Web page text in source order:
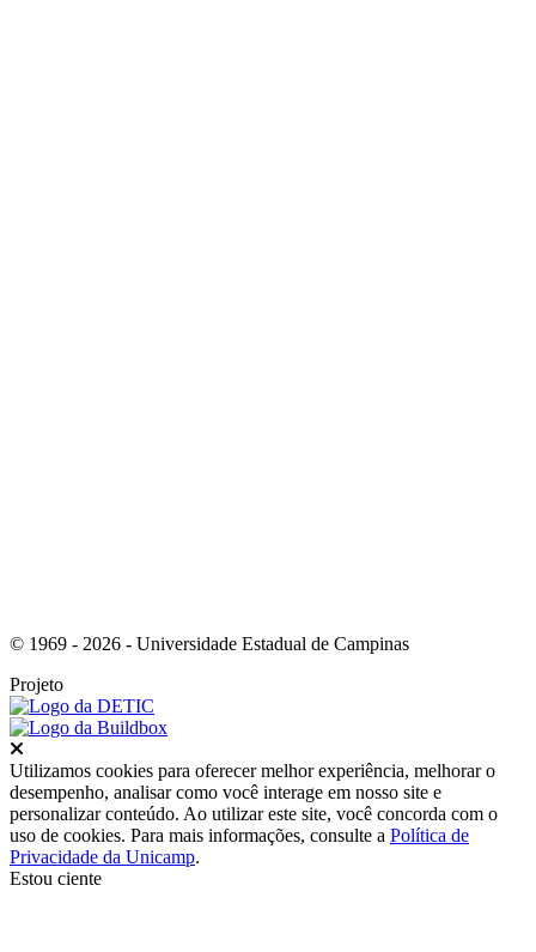
© 1969 - 2026 - Universidade Estadual de Campinas
Projeto
Utilizamos cookies para oferecer melhor experiência, melhorar o
desempenho, analisar como você interage em nosso site e
personalizar conteúdo. Ao utilizar este site, você concorda com o
uso de cookies. Para mais informações, consulte a Política de
Privacidade da Unicamp.
Estou ciente